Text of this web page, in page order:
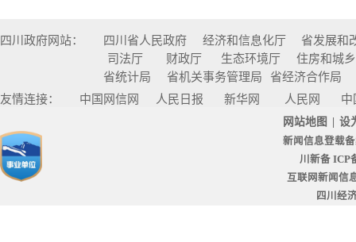
四川政府网站： 四川省人民政府 经济和信息化厅
省发展和
司法厅
财政厅 生态环境厅
住房和城
省统计局
省机关事务管理局
省经济合作局
友情连接：
中国网信网 人民日报 新华网 人民网 中
网站地图 设
新闻信息登载
川新备 ICP
互联网新闻信
四川经